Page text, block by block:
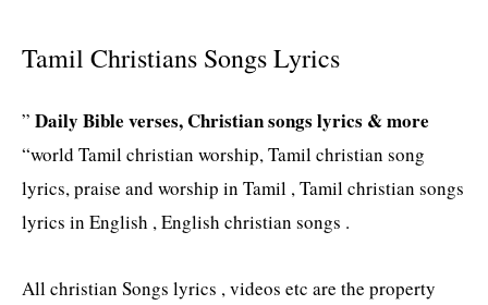
Tamil Christians Songs Lyrics
” Daily Bible verses, Christian songs lyrics & more
“world Tamil christian worship, Tamil christian song
lyrics, praise and worship in Tamil , Tamil christian songs
lyrics in English , English christian songs .
All christian Songs lyrics , videos etc are the property